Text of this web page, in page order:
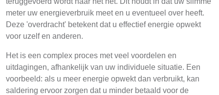
meter uw energieverbruik meet en u eventueel over heeft.
Deze 'overdracht' betekent dat u effectief energie opwekt
voor uzelf en anderen.
Het is een complex proces met veel voordelen en
uitdagingen, afhankelijk van uw individuele situatie. Een
voorbeeld: als u meer energie opwekt dan verbruikt, kan
saldering ervoor zorgen dat u minder betaald voor de